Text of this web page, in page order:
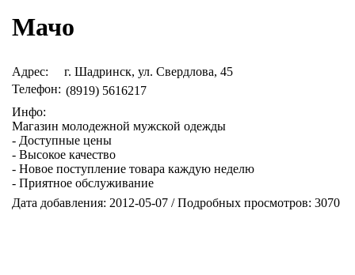
Мачо
Адрес:
г. Шадринск, ул. Свердлова, 45
Телефон: (8919) 5616217
Инфо:
Магазин молодежной мужской одежды
- Доступные цены
- Высокое качество
- Новое поступление товара каждую неделю
- Приятное обслуживание
Дата добавления: 2012-05-07 / Подробных просмотров: 3070